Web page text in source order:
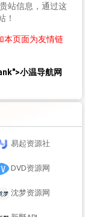
站信息，通过这
！
本页面为友情链
小温导航网
易起资源社
DVD资源网
沈梦资源网